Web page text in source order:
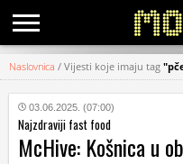
KATEGORIJE
HRVATSKI
WEB
Naslovnica / Vijesti koje imaju tag
03.06.2025. (07:00)
Najzdraviji fast food
McHive: Košnica u